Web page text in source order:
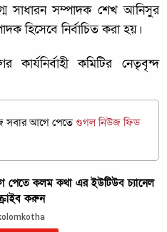
সাধারন সম্পাদক শেখ আনিসুর
হিসেবে নির্বাচিত করা হয়।
কমিটির নেতৃবৃন্দ
সবার আগে পেতেগুগল নিউজ ফিড
পেতে কলম কথা এর ইউটিউব চ্যানেল
করুন